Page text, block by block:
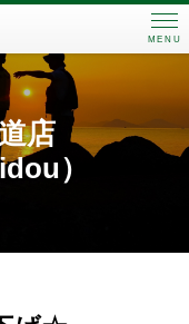
MENU
店
）